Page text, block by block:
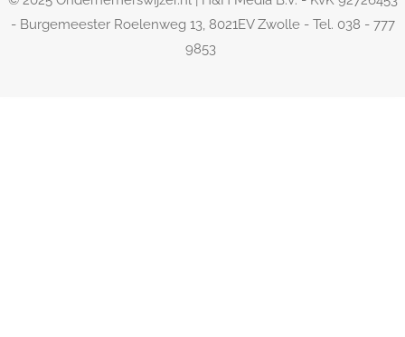
- Burgemeester Roelenweg 13, 8021EV Zwolle - Tel. 038 - 777
9853